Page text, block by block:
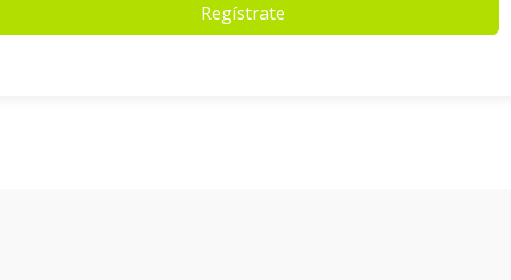
Regístrate